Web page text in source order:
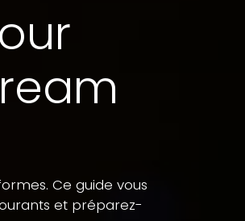
Ce guide vous
et préparez-